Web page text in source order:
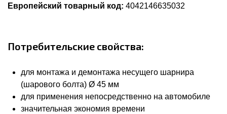
Европейский товарный код: 4042146635032
Потребительские свойства:
для монтажа и демонтажа несущего шарнира
(шарового болта) Ø 45 мм
для применения непосредственно на автомобиле
значительная экономия времени